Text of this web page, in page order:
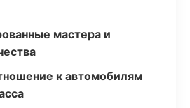
мастера и
к автомобилям